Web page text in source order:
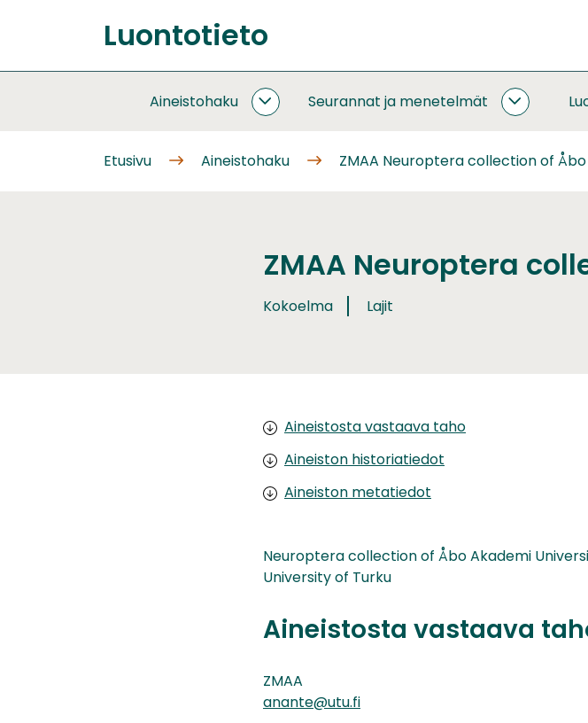
sisältöön
Etusivu
Luontotieto
Aineistohaku
AINEISTOHAKU
Seurannat ja menetelmät
ALASIVUT
Etusivu Aineistohaku ZMAA Neuroptera collection of
ZMAA Neuroptera
Kokoelma Lajit
Aineistosta vastaava taho
Aineiston historiatiedot
Aineiston metatiedot
Neuroptera collection of Åbo Akademi
University of Turku
Aineistosta vastaava
ZMAA
anante@utu.fi